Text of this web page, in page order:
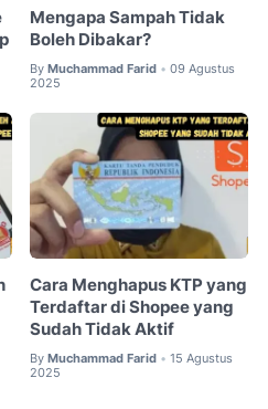
Mengapa Sampah Tidak
Boleh Dibakar?
By Muchammad Farid • 09 Agustus
2025
Cara Menghapus KTP yang
Terdaftar di Shopee yang
Sudah Tidak Aktif
By Muchammad Farid • 15 Agustus
2025